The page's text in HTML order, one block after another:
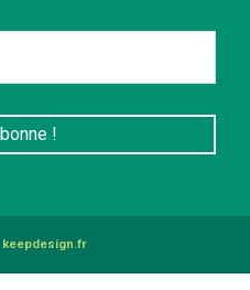
keepdesign.fr